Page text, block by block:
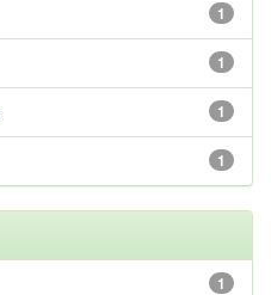
1
1
1
1
1